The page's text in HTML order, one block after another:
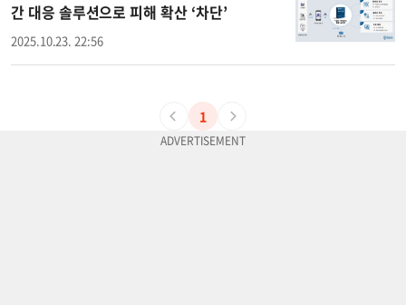
간 대응 솔루션으로 피해 확산 ‘차단’
2025.10.23. 22:56
1